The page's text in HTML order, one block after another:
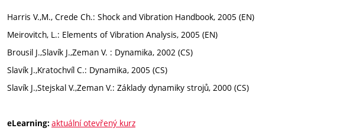
Harris V.,M., Crede Ch.: Shock and Vibration Handbook, 2005 (EN)
Meirovitch, L.: Elements of Vibration Analysis, 2005 (EN)
Brousil J.,Slavík J.,Zeman V. : Dynamika, 2002 (CS)
Slavík J.,Kratochvíl C.: Dynamika, 2005 (CS)
Slavík J.,Stejskal V.,Zeman V.: Základy dynamiky strojů, 2000 (CS)
eLearning: aktuální otevřený kurz